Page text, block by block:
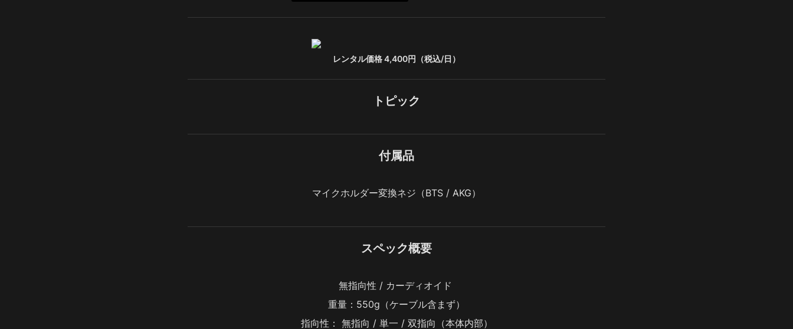
レンタル価格 4,400円（税込/日）
トピック
付属品
マイクホルダー変換ネジ（BTS / AKG）
スペック概要
無指向性 / カーディオイド
重量：550g（ケーブル含まず）
指向性： 無指向 / 単一 / 双指向（本体内部）